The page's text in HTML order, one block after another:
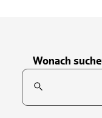
Wonach
Suchfeld